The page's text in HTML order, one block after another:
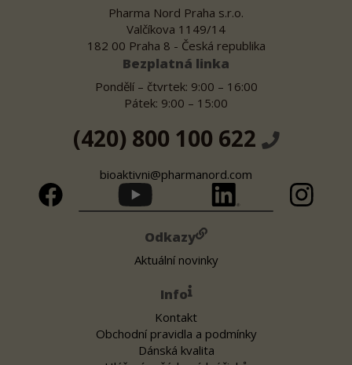
Pharma Nord Praha s.r.o.
Valčíkova 1149/14
182 00 Praha 8 - Česká republika
Bezplatná linka
Pondělí – čtvrtek: 9:00 – 16:00
Pátek: 9:00 – 15:00
(420) 800 100 622
bioaktivni@pharmanord.com
Odkazy
Aktuální novinky
Info
Kontakt
Obchodní pravidla a podmínky
Dánská kvalita